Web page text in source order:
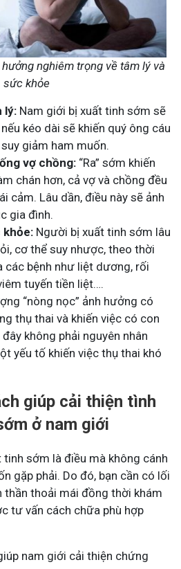
nghiêm trọng về tâm lý và
sức khỏe
lý: Nam giới bị xuất tinh sớm sẽ
kéo dài sẽ khiến quý ông cáu
giảm ham muốn.
vợ chồng: “Ra” sớm khiến
chán hơn, cả vợ và chồng đều
cảm. Lâu dần, điều này sẽ ảnh
gia đình.
khỏe: Người bị xuất tinh sớm lâu
cơ thể suy nhược, theo thời
các bệnh như liệt dương, rối
tuyến tiền liệt….
“nòng nọc” ảnh hưởng có
thụ thai và khiến việc có con
không phải nguyên nhân
yếu tố khiến việc thụ thai khó
giúp cải thiện tình
ở nam giới
tinh sớm là điều mà không cánh
gặp phải. Do đó, bạn cần có lối
thần thoải mái đồng thời khám
tư vấn cách chữa phù hợp
nam giới cải thiện chứng